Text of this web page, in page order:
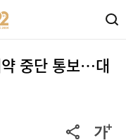
중단 통보…대